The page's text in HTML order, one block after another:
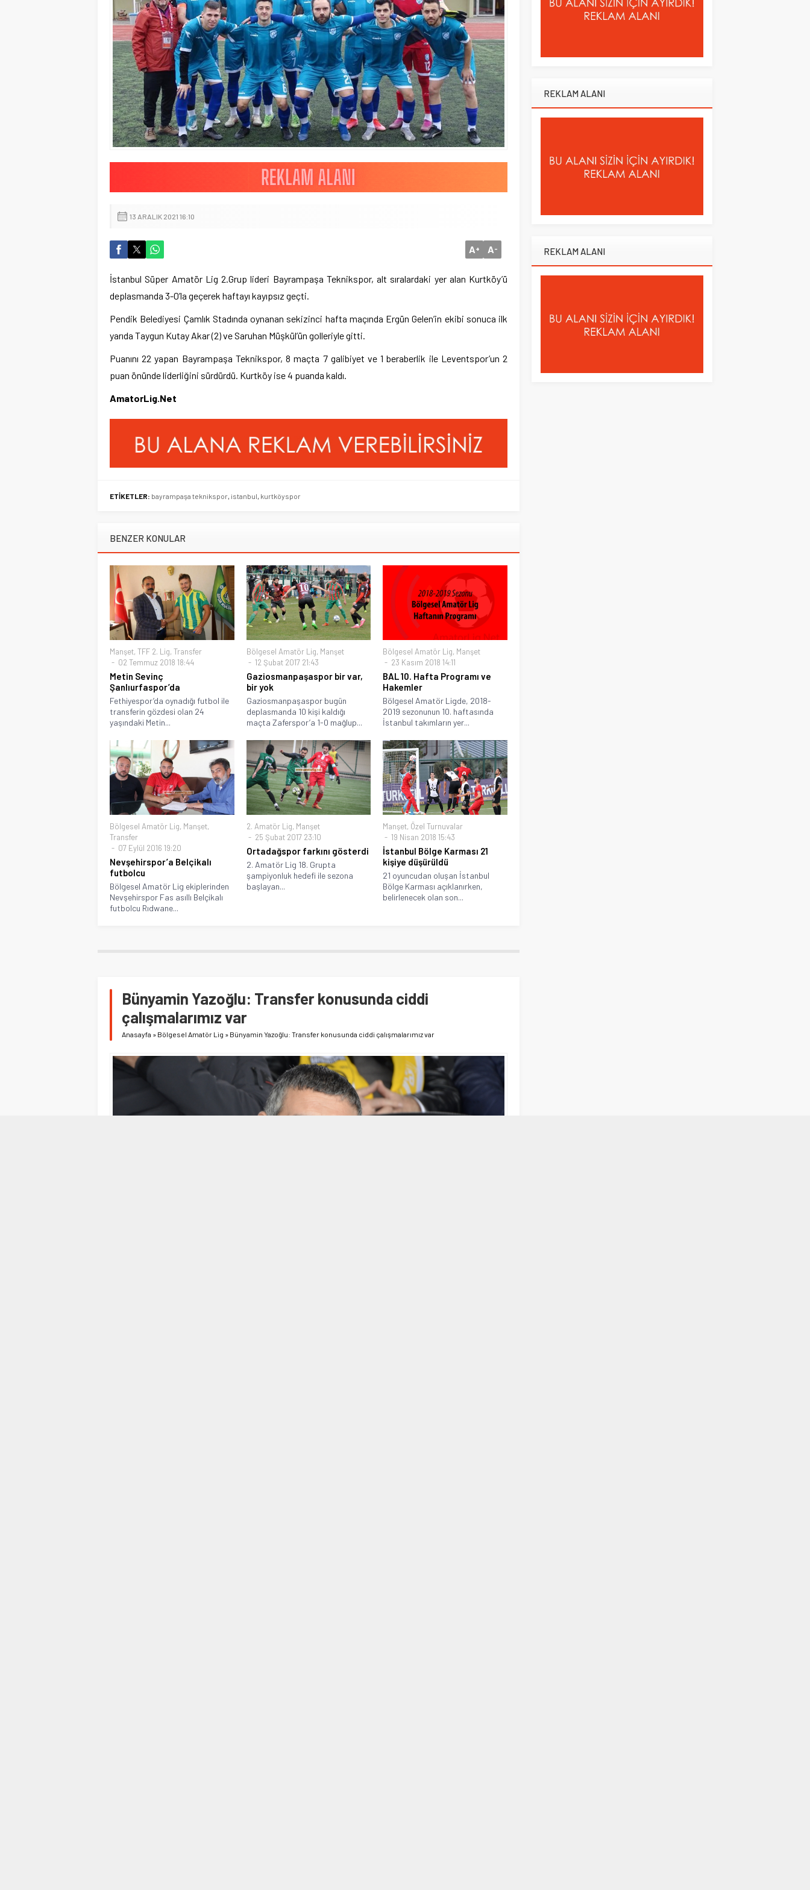
13 ARALIK 2021 16:10
A+ A-
İstanbul Süper Amatör Lig 2.Grup lideri Bayrampaşa Teknikspor, alt sıralardaki yer alan Kurtköy’ü
deplasmanda 3-0’la geçerek haftayı kayıpsız geçti.
Pendik Belediyesi Çamlık Stadında oynanan sekizinci hafta maçında Ergün Gelen’in ekibi sonuca ilk
yarıda Taygun Kutay Akar (2) ve Saruhan Müşkül’ün golleriyle gitti.
Puanını 22 yapan Bayrampaşa Teknikspor, 8 maçta 7 galibiyet ve 1 beraberlik ile Leventspor’un 2
puan önünde liderliğini sürdürdü. Kurtköy ise 4 puanda kaldı.
AmatorLig.Net
ETİKETLER: bayrampaşa teknikspor, istanbul, kurtköyspor
BENZER KONULAR
Manşet, TFF 2. Lig, Transfer
02 Temmuz 2018 18:44
Metin Sevinç
Şanlıurfaspor’da
Fethiyespor’da oynadığı futbol ile
transferin gözdesi olan 24
yaşındaki Metin...
Bölgesel Amatör Lig, Manşet
12 Şubat 2017 21:43
Gaziosmanpaşaspor bir var,
bir yok
Gaziosmanpaşaspor bugün
deplasmanda 10 kişi kaldığı
maçta Zaferspor’a 1-0 mağlup...
Bölgesel Amatör Lig, Manşet
23 Kasım 2018 14:11
BAL 10. Hafta Programı ve
Hakemler
Bölgesel Amatör Ligde, 2018-
2019 sezonunun 10. haftasında
İstanbul takımların yer...
Bölgesel Amatör Lig, Manşet,
Transfer
07 Eylül 2016 19:20
Nevşehirspor’a Belçikalı
futbolcu
Bölgesel Amatör Lig ekiplerinden
Nevşehirspor Fas asıllı Belçikalı
futbolcu Rıdwane...
2. Amatör Lig, Manşet
25 Şubat 2017 23:10
Ortadağspor farkını gösterdi
2. Amatör Lig 18. Grupta
şampiyonluk hedefi ile sezona
başlayan...
Manşet, Özel Turnuvalar
19 Nisan 2018 15:43
İstanbul Bölge Karması 21
kişiye düşürüldü
21 oyuncudan oluşan İstanbul
Bölge Karması açıklanırken,
belirlenecek olan son...
Bünyamin Yazoğlu: Transfer konusunda ciddi
çalışmalarımız var
Anasayfa » Bölgesel Amatör Lig » Bünyamin Yazoğlu: Transfer konusunda ciddi çalışmalarımız var
REKLAM ALANI
REKLAM ALANI